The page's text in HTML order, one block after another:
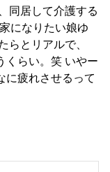
同居して介護する
になりたい娘ゆ
らとリアルで、
くらい。笑 いやー
に疲れさせるって